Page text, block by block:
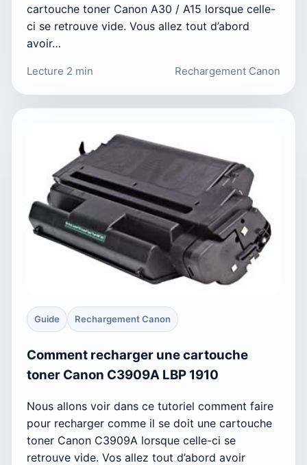
cartouche toner Canon A30 / A15 lorsque celle-
ci se retrouve vide. Vous allez tout d’abord
avoir…
Lecture 2 min Rechargement Canon
Guide Rechargement Canon
Comment recharger une cartouche
toner Canon C3909A LBP 1910
Nous allons voir dans ce tutoriel comment faire
pour recharger comme il se doit une cartouche
toner Canon C3909A lorsque celle-ci se
retrouve vide. Vos allez tout d’abord avoir